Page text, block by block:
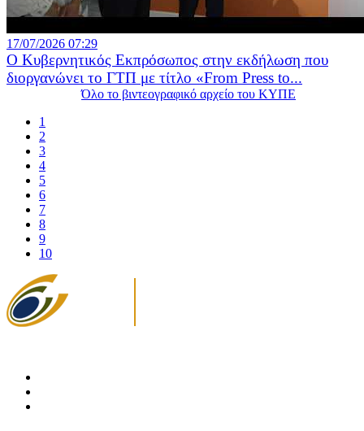
17/07/2026 07:29
Ο Κυβερνητικός Εκπρόσωπος στην εκδήλωση που
διοργανώνει το ΓΤΠ με τίτλο «From Press to...
Όλο το βιντεογραφικό αρχείο του ΚΥΠΕ
1
2
3
4
5
6
7
8
9
10